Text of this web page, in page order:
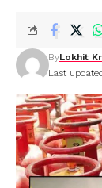
Last
ByLokhit